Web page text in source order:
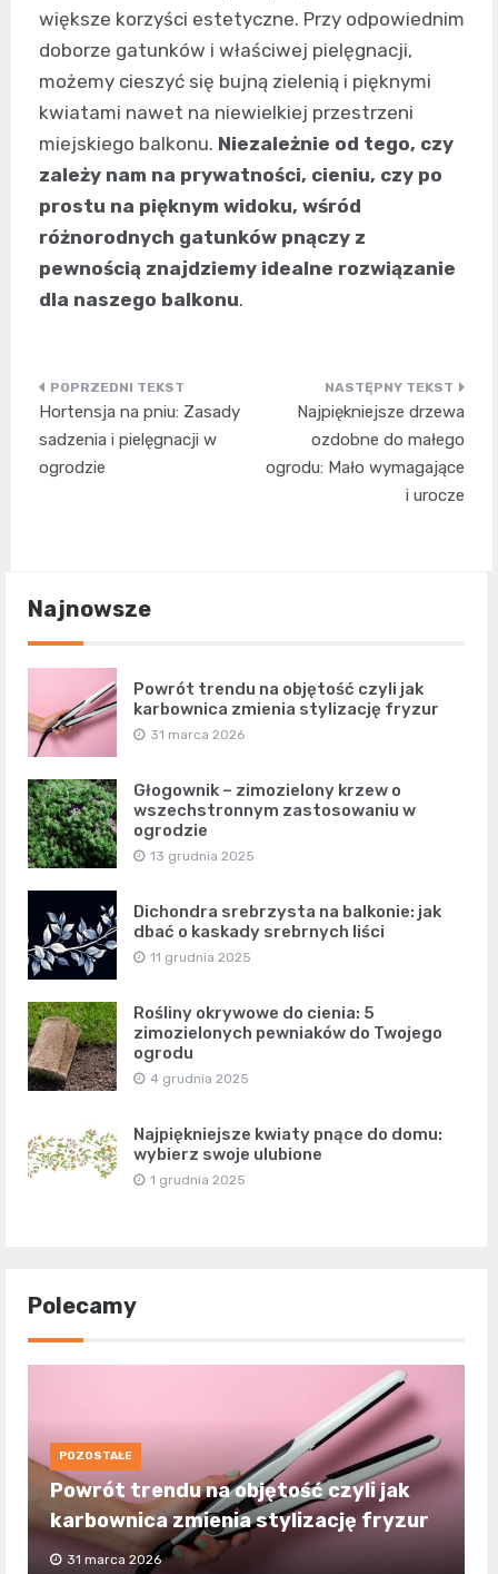
większe korzyści estetyczne. Przy odpowiednim
doborze gatunków i właściwej pielęgnacji,
możemy cieszyć się bujną zielenią i pięknymi
kwiatami nawet na niewielkiej przestrzeni
miejskiego balkonu. Niezależnie od tego, czy
zależy nam na prywatności, cieniu, czy po
prostu na pięknym widoku, wśród
różnorodnych gatunków pnączy z
pewnością znajdziemy idealne rozwiązanie
dla naszego balkonu.
Nawigacja
wpisu
Hortensja na pniu: Zasady
sadzenia i pielęgnacji w
ogrodzie
Najpiękniejsze drzewa
ozdobne do małego
ogrodu: Mało wymagające
i urocze
Najnowsze
Powrót trendu na objętość czyli jak
karbownica zmienia stylizację fryzur
31 marca 2026
Głogownik – zimozielony krzew o
wszechstronnym zastosowaniu w
ogrodzie
13 grudnia 2025
Dichondra srebrzysta na balkonie: jak
dbać o kaskady srebrnych liści
11 grudnia 2025
Rośliny okrywowe do cienia: 5
zimozielonych pewniaków do Twojego
ogrodu
4 grudnia 2025
Najpiękniejsze kwiaty pnące do domu:
wybierz swoje ulubione
1 grudnia 2025
Polecamy
POZOSTAŁE
Powrót trendu na objętość czyli jak
karbownica zmienia stylizację fryzur
31 marca 2026